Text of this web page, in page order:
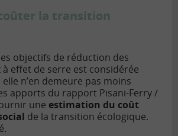
la transition
objectifs de réduction des
à effet de serre est considérée
n’en demeure pas moins
apports du rapport Pisani-Ferry /
une estimation du coût
de la transition écologique.